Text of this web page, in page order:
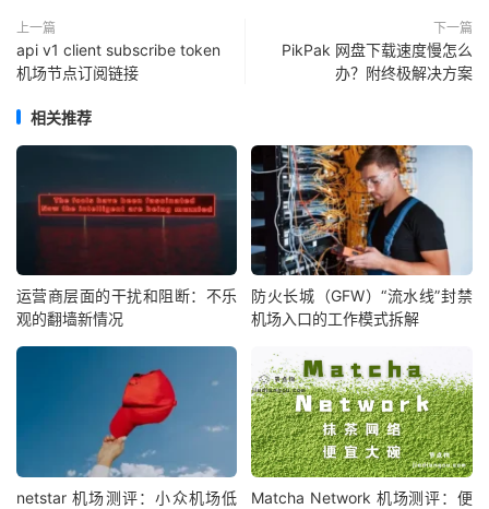
上一篇
api v1 client subscribe token
机场节点订阅链接
下一篇
PikPak 网盘下载速度慢怎么
办？附终极解决方案
相关推荐
运营商层面的干扰和阻断：不乐
观的翻墙新情况
防火长城（GFW）“流水线”封禁
机场入口的工作模式拆解
netstar 机场测评：小众机场低
Matcha Network 机场测评：便